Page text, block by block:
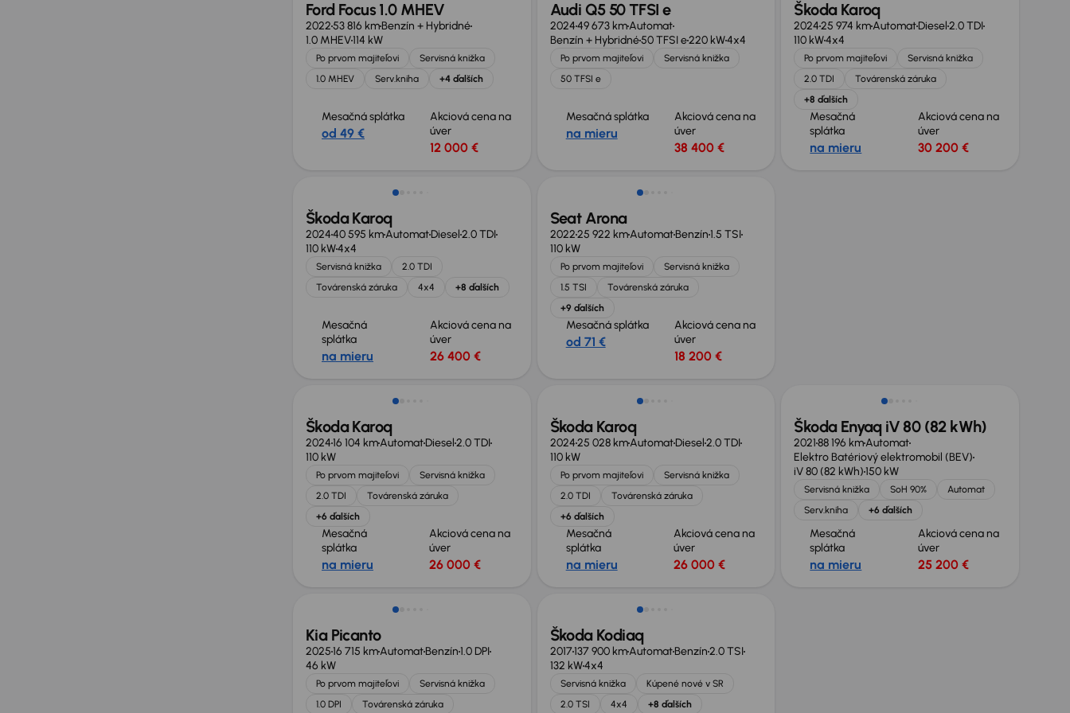
Ford Focus 1.0 MHEV
202253 816 kmBenzín + Hybridné
1.0 MHEV114 kW
Po prvom majiteľovi
Servisná knižka
1.0 MHEV
Serv.kniha +4 ďalších
Mesačná splátka
od 49 €
Akciová cena na
úver
12 000 €
Audi Q5 50 TFSI e
202449 673 kmAutomat
Benzín + Hybridné50 TFSI e220 kW4x4
Po prvom majiteľovi
Servisná knižka
50 TFSI e
Mesačná splátka
na mieru
Akciová cena na
úver
38 400 €
Škoda Karoq
202425 974 kmAutomatDiesel2.0 TDI
110 kW4x4
Po prvom majiteľovi
Servisná knižka
2.0 TDI
Továrenská záruka
+8 ďalších
Mesačná
splátka
na mieru
Akciová cena na
úver
30 200 €
Škoda Karoq
202440 595 kmAutomatDiesel2.0 TDI
110 kW4x4
Servisná knižka
2.0 TDI
Továrenská záruka
4x4 +8 ďalších
Mesačná
splátka
na mieru
Akciová cena na
úver
26 400 €
Seat Arona
202225 922 kmAutomatBenzín1.5 TSI
110 kW
Po prvom majiteľovi
Servisná knižka
1.5 TSI
Továrenská záruka
+9 ďalších
Mesačná splátka
od 71 €
Akciová cena na
úver
18 200 €
Zlacnené o 2 400 €
Škoda Karoq
202416 104 kmAutomatDiesel2.0 TDI
110 kW
Po prvom majiteľovi
Servisná knižka
2.0 TDI
Továrenská záruka
+6 ďalších
Mesačná
splátka
na mieru
Akciová cena na
úver
26 000 €
Škoda Karoq
202425 028 kmAutomatDiesel2.0 TDI
110 kW
Po prvom majiteľovi
Servisná knižka
2.0 TDI
Továrenská záruka
+6 ďalších
Mesačná
splátka
na mieru
Akciová cena na
úver
26 000 €
Škoda Enyaq iV 80 (82 kWh)
202188 196 kmAutomat
Elektro Batériový elektromobil (BEV)
iV 80 (82 kWh)150 kW
Servisná knižka SoH 90%
Automat
Serv.kniha
+6 ďalších
Mesačná
splátka
na mieru
Akciová cena na
úver
25 200 €
Ušetríte 6 200 €
Kia Picanto
202516 715 kmAutomatBenzín1.0 DPI
46 kW
Po prvom majiteľovi
Servisná knižka
1.0 DPI
Továrenská záruka
Škoda Kodiaq
2017137 900 kmAutomatBenzín2.0 TSI
132 kW4x4
Servisná knižka
Kúpené nové v SR
2.0 TSI
4x4 +8 ďalších